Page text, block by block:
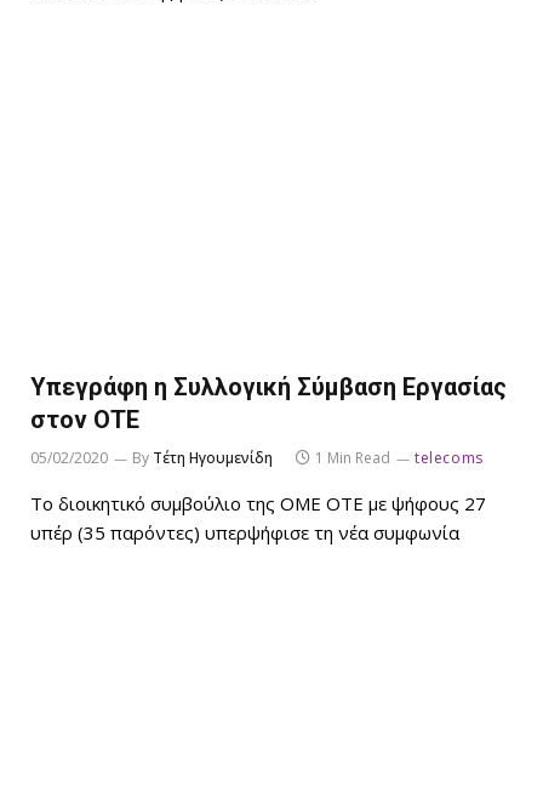
Υπεγράφη η Συλλογική Σύμβαση Εργασίας
στον ΟΤΕ
05/02/2020 By Τέτη Ηγουμενίδη 1 Min Read telecoms
Το διοικητικό συμβούλιο της ΟΜΕ ΟΤΕ με ψήφους 27
υπέρ (35 παρόντες) υπερψήφισε τη νέα συμφωνία